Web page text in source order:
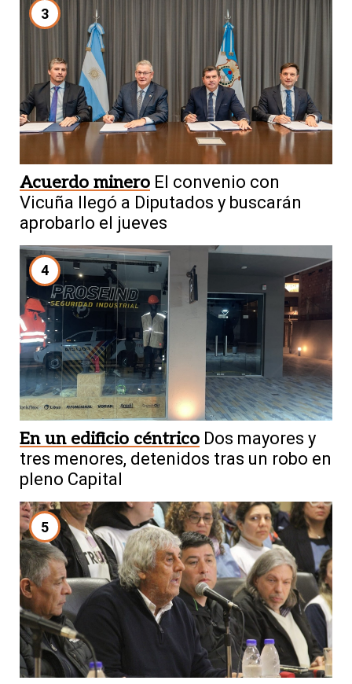
3
Acuerdo minero El convenio con
Vicuña llegó a Diputados y buscarán
aprobarlo el jueves
4
En un edificio céntrico Dos mayores y
tres menores, detenidos tras un robo en
pleno Capital
5